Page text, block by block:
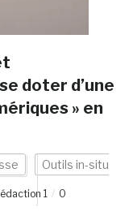
doter d’une
» en
Outils in-situ
1
0